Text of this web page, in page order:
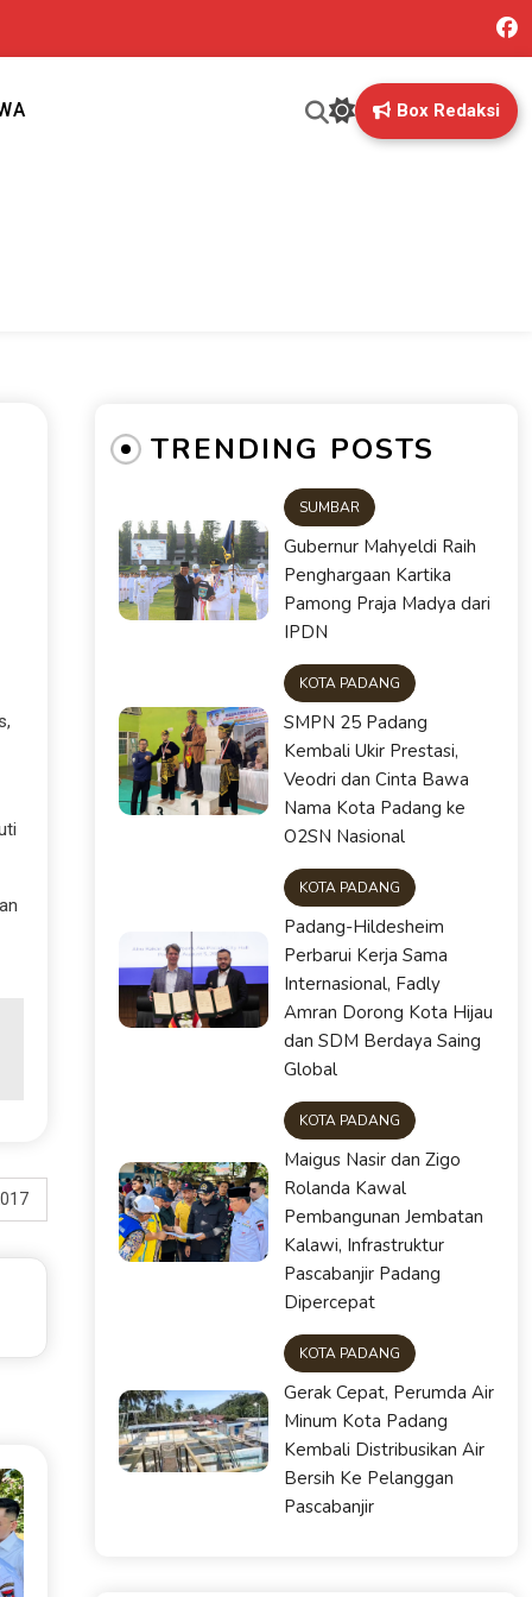
Box Redaksi
TRENDING POSTS
SUMBAR
Gubernur Mahyeldi Raih
Penghargaan Kartika
Pamong Praja Madya dari
IPDN
KOTA PADANG
SMPN 25 Padang
Kembali Ukir Prestasi,
Veodri dan Cinta Bawa
Nama Kota Padang ke
O2SN Nasional
KOTA PADANG
Padang-Hildesheim
Perbarui Kerja Sama
Internasional, Fadly
Amran Dorong Kota Hijau
dan SDM Berdaya Saing
Global
KOTA PADANG
Maigus Nasir dan Zigo
Rolanda Kawal
Pembangunan Jembatan
Kalawi, Infrastruktur
Pascabanjir Padang
Dipercepat
KOTA PADANG
Gerak Cepat, Perumda Air
Minum Kota Padang
Kembali Distribusikan Air
Bersih Ke Pelanggan
Pascabanjir